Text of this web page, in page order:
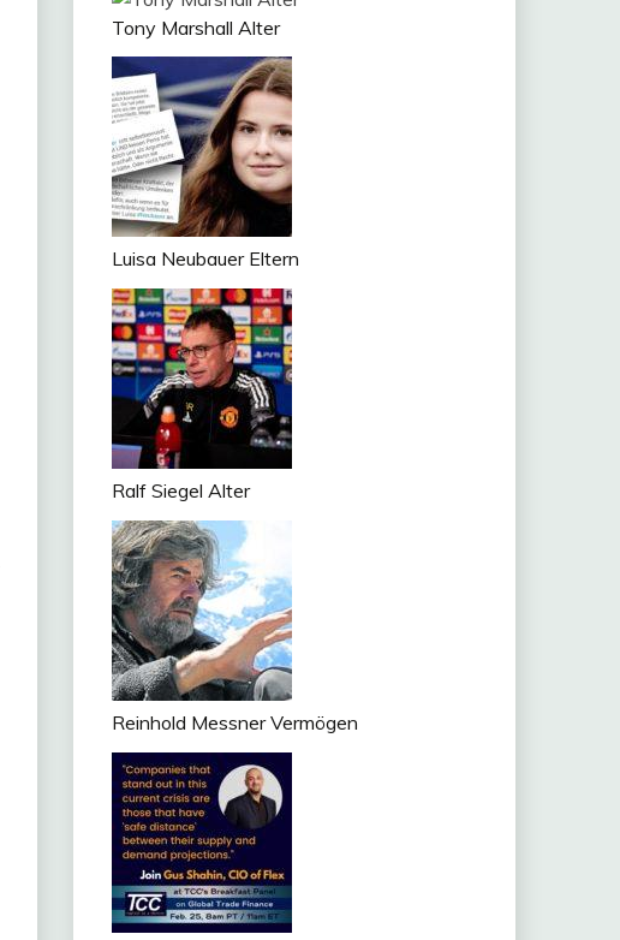
Tony Marshall Alter
Luisa Neubauer Eltern
Ralf Siegel Alter
Reinhold Messner Vermögen